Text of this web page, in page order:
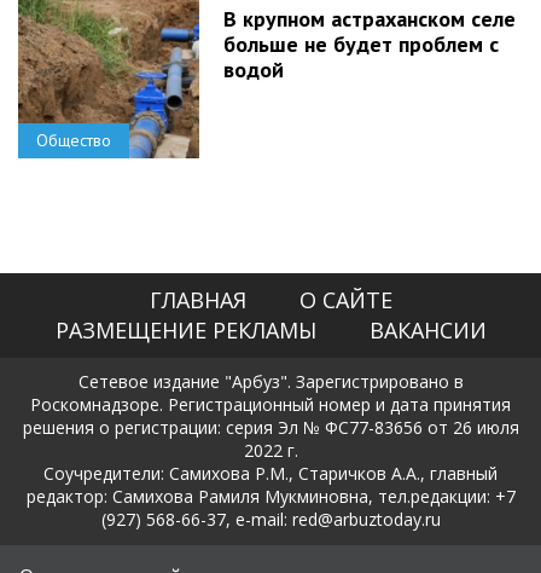
Общество
В крупном астраханском селе
больше не будет проблем с
водой
ГЛАВНАЯ
О САЙТЕ
РАЗМЕЩЕНИЕ РЕКЛАМЫ
ВАКАНСИИ
Сетевое издание "Арбуз". Зарегистрировано в
Роскомнадзоре. Регистрационный номер и дата принятия
решения о регистрации: серия Эл № ФС77-83656 от 26 июля
2022 г.
Соучредители: Самихова Р.М., Старичков А.А., главный
редактор: Самихова Рамиля Мукминовна, тел.редакции: +7
(927) 568-66-37, e-mail: red@arbuztoday.ru
Политика в отношении обработки и защиты персональных